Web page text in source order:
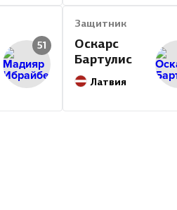
51
Защитник
Оскарс
Бартулис
Латвия